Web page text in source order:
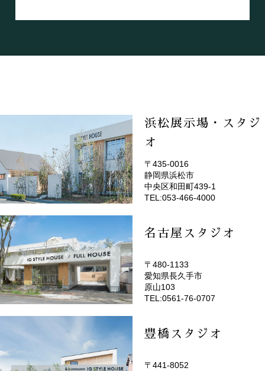
浜松展示場・スタジ
オ
(EMOTOP浜松)
〒435-0016
静岡県浜松市
中央区和田町439-1
TEL:053-466-4000
名古屋スタジオ
(EMOTOP名古屋)
〒480-1133
愛知県長久手市
原山103
TEL:0561-76-0707
豊橋スタジオ
〒441-8052